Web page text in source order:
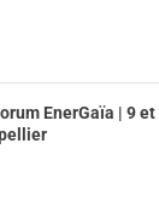
EnerGaïa | 9